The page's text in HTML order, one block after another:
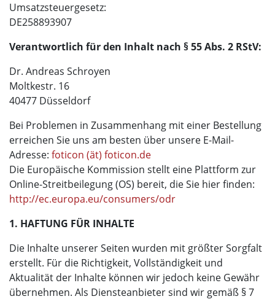
Umsatzsteuergesetz:
DE258893907
Verantwortlich für den Inhalt nach § 55 Abs. 2 RStV:
Dr. Andreas Schroyen
Moltkestr. 16
40477 Düsseldorf
Bei Problemen in Zusammenhang mit einer Bestellung
erreichen Sie uns am besten über unsere E-Mail-
Adresse: foticon (ät) foticon.de
Die Europäische Kommission stellt eine Plattform zur
Online-Streitbeilegung (OS) bereit, die Sie hier finden:
http://ec.europa.eu/consumers/odr
1. HAFTUNG FÜR INHALTE
Die Inhalte unserer Seiten wurden mit größter Sorgfalt
erstellt. Für die Richtigkeit, Vollständigkeit und
Aktualität der Inhalte können wir jedoch keine Gewähr
übernehmen. Als Diensteanbieter sind wir gemäß § 7